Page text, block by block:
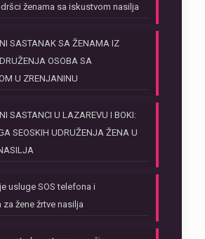
ženama sa iskustvom nasilja
SASTANAK SA ŽENAMA IZ
OSOBA SA
U ZRENJANINU
SASTANCI U LAZAREVU I BOKI:
SEOSKIH UDRUŽENJA ŽENA U
usluge SOS telefona i
žene žrtve nasilja